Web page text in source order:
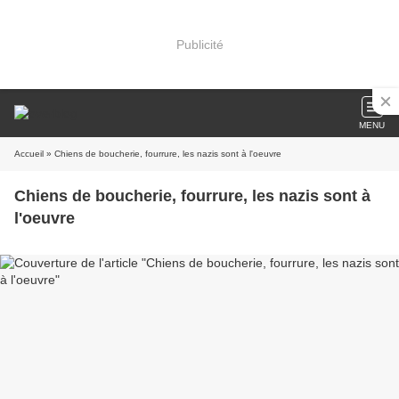
Publicité
MENU
Accueil » Chiens de boucherie, fourrure, les nazis sont à l'oeuvre
Chiens de boucherie, fourrure, les nazis sont à
l'oeuvre